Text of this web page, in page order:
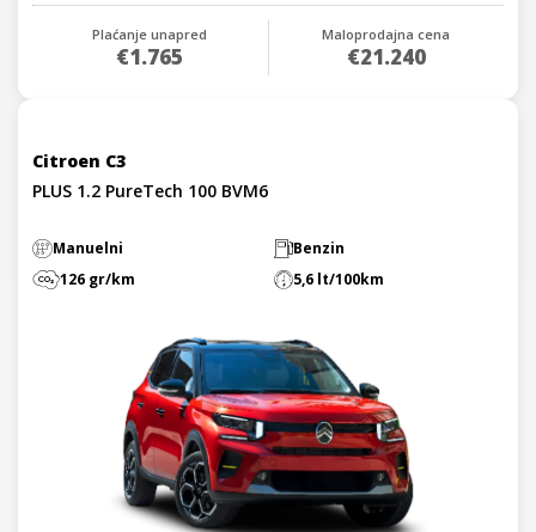
Plaćanje unapred
€1.765
Maloprodajna cena
€21.240
Citroen C3
PLUS 1.2 PureTech 100 BVM6
Manuelni
Benzin
126 gr/km
5,6 lt/100km